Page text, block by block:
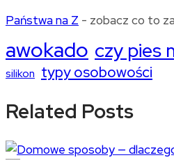
Państwa na Z - zobacz co to
awokado czy pies
silikon typy osobowości
Related Posts